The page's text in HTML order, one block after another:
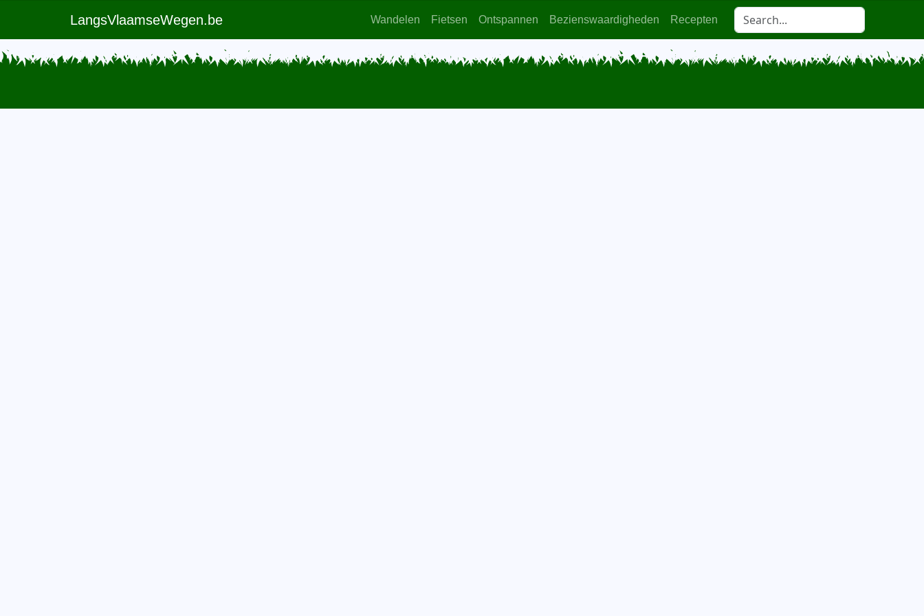
LangsVlaamseWegen.be Wandelen Fietsen Ontspannen Bezienswaardigheden Recepten